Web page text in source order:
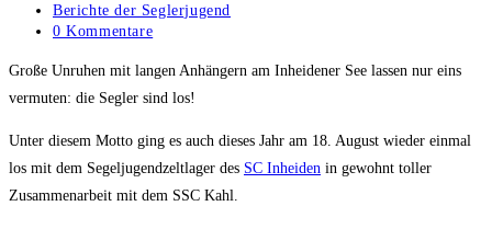
veröffentlicht:
Beitrags-
Kategorie:
Berichte der Seglerjugend
Beitrags-
0 Kommentare
Große Unruhen mit langen Anhängern am Inheidener See lassen nur eins
vermuten: die Segler sind los!
Unter diesem Motto ging es auch dieses Jahr am 18. August wieder einmal
los mit dem Segeljugendzeltlager des SC Inheiden in gewohnt toller
Zusammenarbeit mit dem SSC Kahl.